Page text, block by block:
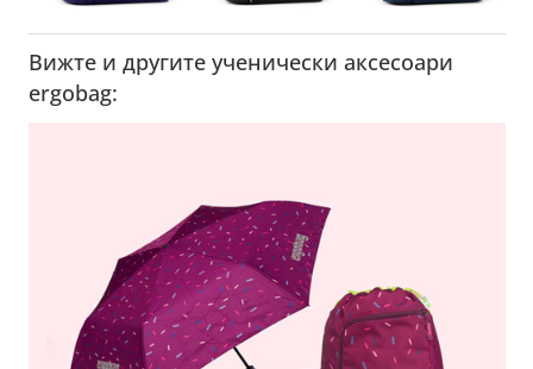
Вижте и другите ученически аксесоари
ergobag: